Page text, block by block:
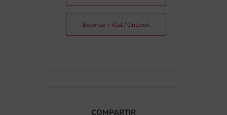
Exportar + iCal / Outlook
COMPARTIR